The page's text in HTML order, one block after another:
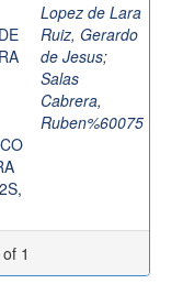
Lopez de Lara
Ruiz, Gerardo
de Jesus;
Salas
Cabrera,
Ruben%60075
1